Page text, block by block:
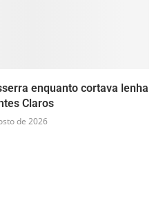
enquanto cortava lenha
Claros
de 2026